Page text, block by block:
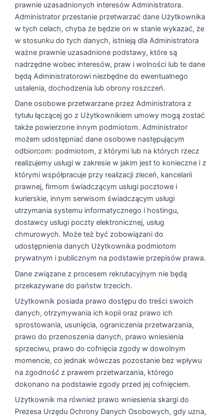
prawnie uzasadnionych interesów Administratora.
Administrator przestanie przetwarzać dane Użytkownika
w tych celach, chyba że będzie on w stanie wykazać, że
w stosunku do tych danych, istnieją dla Administratora
ważne prawnie uzasadnione podstawy, które są
nadrzędne wobec interesów, praw i wolności lub te dane
będą Administratorowi niezbędne do ewentualnego
ustalenia, dochodzenia lub obrony roszczeń.
Dane osobowe przetwarzane przez Administratora z
tytułu łączącej go z Użytkownikiem umowy mogą zostać
także powierzone innym podmiotom. Administrator
możem udostępniać dane osobowe następującym
odbiorcom: podmiotom, z którymi lub na których rzecz
realizujemy usługi w zakresie w jakim jest to konieczne i z
którymi współpracuje przy realizacji zleceń, kancelarii
prawnej, firmom świadczącym usługi pocztowe i
kurierskie, innym serwisom świadczącym usługi
utrzymania systemu informatycznego i hostingu,
dostawcy usługi poczty elektronicznej, usług
chmurowych. Może też być zobowiązani do
udostępnienia danych Użytkownika podmiotom
prywatnym i publicznym na podstawie przepisów prawa.
Dane związane z procesem rekrutacyjnym nie będą
przekazywane do państw trzecich.
Użytkownik posiada prawo dostępu do treści swoich
danych, otrzymywania ich kopii oraz prawo ich
sprostowania, usunięcia, ograniczenia przetwarzania,
prawo do przenoszenia danych, prawo wniesienia
sprzeciwu, prawo do cofnięcia zgody w dowolnym
momencie, co jednak wówczas pozostanie bez wpływu
na zgodność z prawem przetwarzania, którego
dokonano na podstawie zgody przed jej cofnięciem.
Użytkownik ma również prawo wniesienia skargi do
Prezesa Urzędu Ochrony Danych Osobowych, gdy uzna,